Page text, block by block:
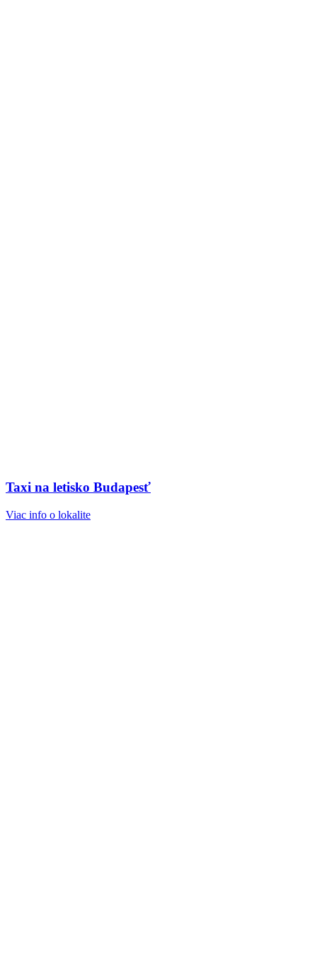
Taxi na letisko Budapesť
Viac info o lokalite